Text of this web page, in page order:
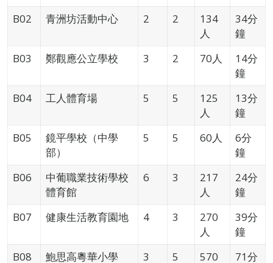
B02
青洲坊活動中心 2 2
134
人
34分
鐘
B03
鄭觀應公立學校 3 2 70人
14分
鐘
B04
工人體育場 5 5
125
人
13分
鐘
B05
鏡平學校（中學
部）
5 5 60人
6分
鐘
B06
中葡職業技術學校
體育館
6 3
217
人
24分
鐘
B07
健康生活教育園地 4 3
270
人
39分
鐘
B08
鮑思高粵華小學 3 5
570
71分